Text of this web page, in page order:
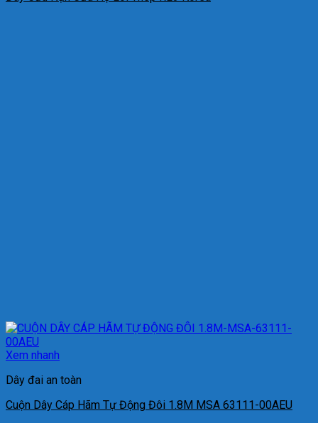
Xem nhanh
Dây đai an toàn
Cuộn Dây Cáp Hãm Tự Động Đôi 1.8M MSA 63111-00AEU